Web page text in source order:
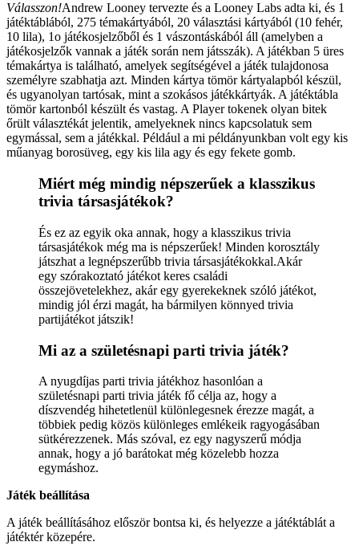
Válasszon!Andrew Looney tervezte és a Looney Labs adta ki, és 1
játéktáblából, 275 témakártyából, 20 választási kártyából (10 fehér,
10 lila), 1o játékosjelzőből és 1 vászontáskából áll (amelyben a
játékosjelzők vannak a játék során nem játsszák). A játékban 5 üres
témakártya is található, amelyek segítségével a játék tulajdonosa
személyre szabhatja azt. Minden kártya tömör kártyalapból készül,
és ugyanolyan tartósak, mint a szokásos játékkártyák. A játéktábla
tömör kartonból készült és vastag. A Player tokenek olyan bitek
őrült választékát jelentik, amelyeknek nincs kapcsolatuk sem
egymással, sem a játékkal. Például a mi példányunkban volt egy kis
műanyag borosüveg, egy kis lila agy és egy fekete gomb.
Miért még mindig népszerűek a klasszikus
trivia társasjátékok?
És ez az egyik oka annak, hogy a klasszikus trivia
társasjátékok még ma is népszerűek! Minden korosztály
játszhat a legnépszerűbb trivia társasjátékokkal.Akár
egy szórakoztató játékot keres családi
összejövetelekhez, akár egy gyerekeknek szóló játékot,
mindig jól érzi magát, ha bármilyen könnyed trivia
partijátékot játszik!
Mi az a születésnapi parti trivia játék?
A nyugdíjas parti trivia játékhoz hasonlóan a
születésnapi parti trivia játék fő célja az, hogy a
díszvendég hihetetlenül különlegesnek érezze magát, a
többiek pedig közös különleges emlékeik ragyogásában
sütkérezzenek. Más szóval, ez egy nagyszerű módja
annak, hogy a jó barátokat még közelebb hozza
egymáshoz.
Játék beállítása
A játék beállításához először bontsa ki, és helyezze a játéktáblát a
játéktér közepére.